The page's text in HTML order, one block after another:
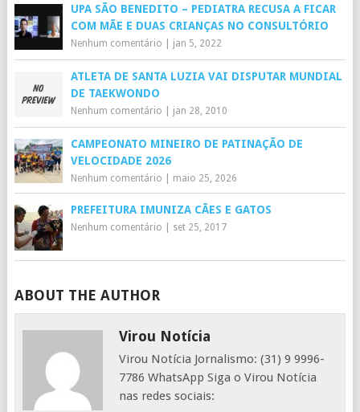
UPA SÃO BENEDITO – PEDIATRA RECUSA A FICAR
COM MÃE E DUAS CRIANÇAS NO CONSULTÓRIO
Nenhum comentário jan 5, 2022
ATLETA DE SANTA LUZIA VAI DISPUTAR MUNDIAL
DE TAEKWONDO
Nenhum comentário jan 28, 2010
CAMPEONATO MINEIRO DE PATINAÇÃO DE
VELOCIDADE 2026
Nenhum comentário maio 25, 2026
PREFEITURA IMUNIZA CÃES E GATOS
Nenhum comentário set 25, 2017
ABOUT THE AUTHOR
Virou Notícia
Virou Notícia Jornalismo: (31) 9 9996-
7786 WhatsApp Siga o Virou Notícia
nas redes sociais: